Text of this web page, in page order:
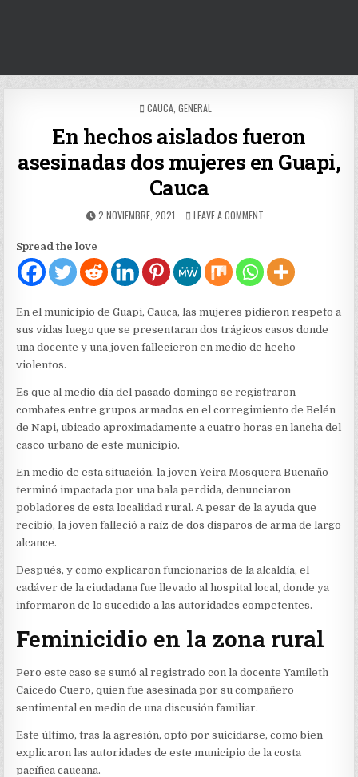
POSTED
CAUCA, GENERAL
En hechos aislados fueron
asesinadas dos mujeres en Guapi,
Cauca
PUBLISHED
2 NOVIEMBRE, 2021 LEAVE A COMMENT
AISLADOS
FUERON
ASESINADAS
MUJERES
GUAPI,
CAUCA
Spread the love
En el municipio de Guapi, Cauca, las mujeres pidieron respeto a
sus vidas luego que se presentaran dos trágicos casos donde
una docente y una joven fallecieron en medio de hecho
violentos.
Es que al medio día del pasado domingo se registraron
combates entre grupos armados en el corregimiento de Belén
de Napi, ubicado aproximadamente a cuatro horas en lancha del
casco urbano de este municipio.
En medio de esta situación, la joven Yeira Mosquera Buenaño
terminó impactada por una bala perdida, denunciaron
pobladores de esta localidad rural. A pesar de la ayuda que
recibió, la joven falleció a raíz de dos disparos de arma de largo
alcance.
Después, y como explicaron funcionarios de la alcaldía, el
cadáver de la ciudadana fue llevado al hospital local, donde ya
informaron de lo sucedido a las autoridades competentes.
Feminicidio en la zona rural
Pero este caso se sumó al registrado con la docente Yamileth
Caicedo Cuero, quien fue asesinada por su compañero
sentimental en medio de una discusión familiar.
Este último, tras la agresión, optó por suicidarse, como bien
explicaron las autoridades de este municipio de la costa
pacífica caucana.